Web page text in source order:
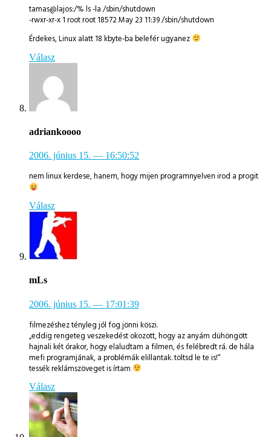
tamas@lajos:/% ls -la /sbin/shutdown
-rwxr-xr-x 1 root root 18572 May 23 11:39 /sbin/shutdown
Érdekes, Linux alatt 18 kbyte-ba belefér ugyanez
Válasz
adriankoooo
2006. június 15. — 16:50:52
nem linux kerdese, hanem, hogy mijen programnyelven irod a progit
Válasz
mLs
2006. június 15. — 17:01:39
filmezéshez tényleg jól fog jönni köszi.
„eddig rengeteg veszekedést okozott, hogy az anyám dühöngött
hajnali két órakor, hogy elaludtam a filmen, és felébredt rá. de hála
mefi programjának, a problémák elillantak. töltsd le te is!“
tessék reklámszöveget is írtam
Válasz